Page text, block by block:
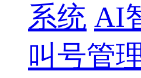
系统 AI
叫号管